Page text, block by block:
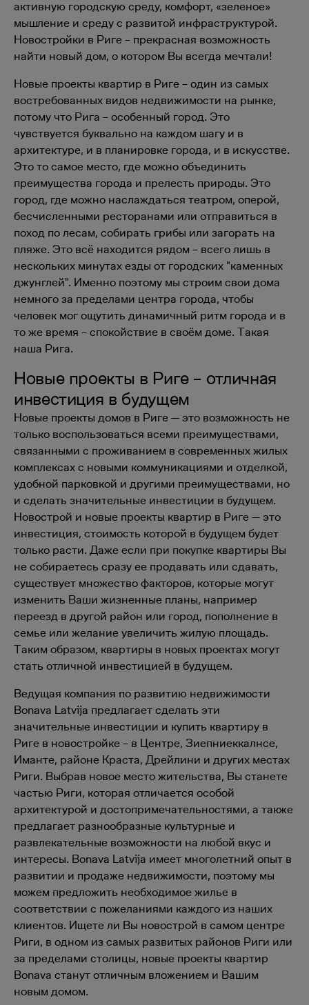
активную городскую среду, комфорт, «зеленое»
мышление и среду с развитой инфраструктурой.
Новостройки в Риге – прекрасная возможность
найти новый дом, о котором Вы всегда мечтали!
Новые проекты квартир в Риге – один из самых
востребованных видов недвижимости на рынке,
потому что Рига – особенный город. Это
чувствуется буквально на каждом шагу и в
архитектуре, и в планировке города, и в искусстве.
Это то самое место, где можно объединить
преимущества города и прелесть природы. Это
город, где можно наслаждаться театром, оперой,
бесчисленными ресторанами или отправиться в
поход по лесам, собирать грибы или загорать на
пляже. Это всё находится рядом – всего лишь в
нескольких минутах езды от городских "каменных
джунглей". Именно поэтому мы строим свои дома
немного за пределами центра города, чтобы
человек мог ощутить динамичный ритм города и в
то же время – спокойствие в своём доме. Такая
наша Рига.
Новые проекты в Риге – отличная
инвестиция в будущем
Новые проекты домов в Риге — это возможность не
только воспользоваться всеми преимуществами,
связанными с проживанием в современных жилых
комплексах с новыми коммуникациями и отделкой,
удобной парковкой и другими преимуществами, но
и сделать значительные инвестиции в будущем.
Новострой и новые проекты квартир в Риге — это
инвестиция, стоимость которой в будущем будет
только расти. Даже если при покупке квартиры Вы
не собираетесь сразу ее продавать или сдавать,
существует множество факторов, которые могут
изменить Ваши жизненные планы, например
переезд в другой район или город, пополнение в
семье или желание увеличить жилую площадь.
Таким образом, квартиры в новых проектах могут
стать отличной инвестицией в будущем.
Ведущая компания по развитию недвижимости
Bonava Latvija предлагает сделать эти
значительные инвестиции и купить квартиру в
Риге в новостройке – в Центре, Зиепниеккалнсе,
Иманте, районе Краста, Дрейлини и других местах
Риги. Выбрав новое место жительства, Вы станете
частью Риги, которая отличается особой
архитектурой и достопримечательностями, а также
предлагает разнообразные культурные и
развлекательные возможности на любой вкус и
интересы. Bonava Latvija имеет многолетний опыт в
развитии и продаже недвижимости, поэтому мы
можем предложить необходимое жилье в
соответствии с пожеланиями каждого из наших
клиентов. Ищете ли Вы новострой в самом центре
Риги, в одном из самых развитых районов Риги или
за пределами столицы, новые проекты квартир
Bonava станут отличным вложением и Вашим
новым домом.